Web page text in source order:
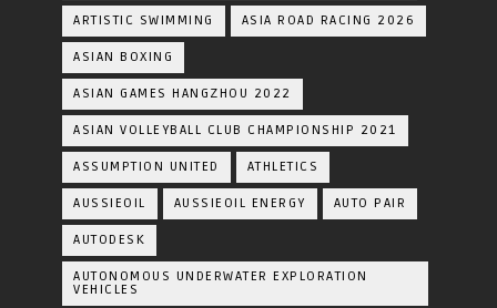
ARTISTIC SWIMMING ASIA ROAD RACING 2026
ASIAN BOXING
ASIAN GAMES HANGZHOU 2022
ASIAN VOLLEYBALL CLUB CHAMPIONSHIP 2021
ASSUMPTION UNITED ATHLETICS
AUSSIEOIL AUSSIEOIL ENERGY AUTO PAIR
AUTODESK
AUTONOMOUS UNDERWATER EXPLORATION
VEHICLES